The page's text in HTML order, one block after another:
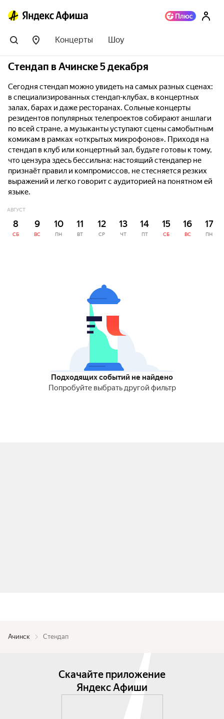
Концерты Шоу
Стендап в Ачинске 5 декабря
Сегодня стендап можно увидеть на самых разных сценах:
в специализированных стендап-клубах, в концертных
залах, барах и даже ресторанах. Сольные концерты
резидентов популярных телепроектов собирают аншлаги
по всей стране, а музыканты уступают сцены самобытным
комикам в рамках «открытых микрофонов». Приходя на
стендап в клуб или концертный зал, будьте готовы к тому,
что цензура здесь бессильна: настоящий стендапер не
признаёт правил и компромиссов, не стесняется резких
выражений и легко говорит с аудиторией на понятном ей
языке.
АВГУСТ
8
СБ
9
ВС
10
ПН
11
ВТ
12
СР
13
ЧТ
14
ПТ
15
СБ
16
ВС
17
ПН
Подходящих событий не найдено
Попробуйте выбрать другой фильтр
Ачинск Стендап
Скачайте приложение
Яндекс Афиши